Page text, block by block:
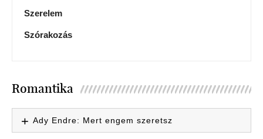
Szerelem
Szórakozás
Romantika
Ady Endre: Mert engem szeretsz